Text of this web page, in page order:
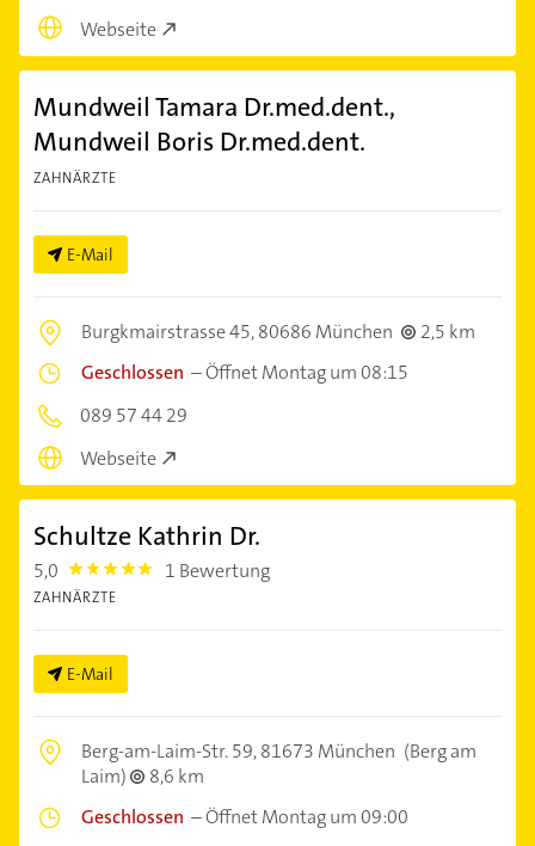
Webseite
Mundweil Tamara Dr.med.dent.,
Mundweil Boris Dr.med.dent.
ZAHNÄRZTE
E-Mail
Burgkmairstrasse 45,80686 München
2,5 km
Geschlossen –Öffnet Montag um 08:15
089 57 44 29
Webseite
Schultze Kathrin Dr.
5,0 5.0 1 Bewertung
ZAHNÄRZTE
E-Mail
Berg-am-Laim-Str. 59,81673 München (Berg am
Laim)
8,6 km
Geschlossen –Öffnet Montag um 09:00